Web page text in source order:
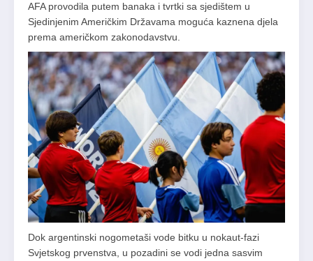
AFA provodila putem banaka i tvrtki sa sjedištem u
Sjedinjenim Američkim Državama moguća kaznena djela
prema američkom zakonodavstvu.
Dok argentinski nogometaši vode bitku u nokaut-fazi
Svjetskog prvenstva, u pozadini se vodi jedna sasvim